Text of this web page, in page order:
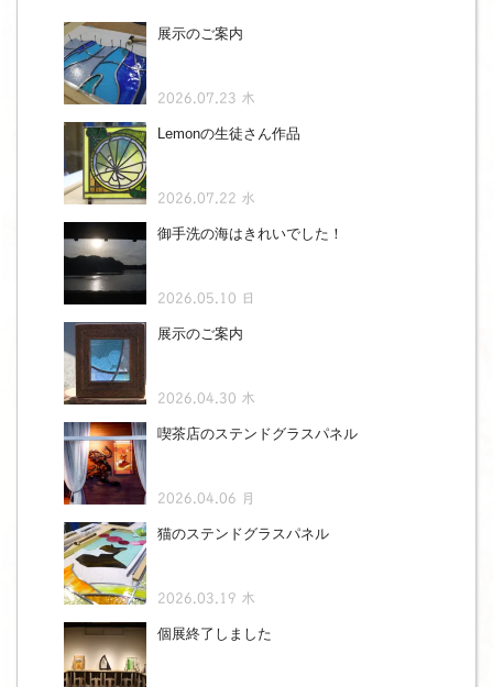
展示のご案内
2026.07.23 木
Lemonの生徒さん作品
2026.07.22 水
御手洗の海はきれいでした！
2026.05.10 日
展示のご案内
2026.04.30 木
喫茶店のステンドグラスパネル
2026.04.06 月
猫のステンドグラスパネル
2026.03.19 木
個展終了しました